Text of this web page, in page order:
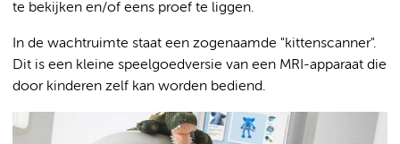
te bekijken en/of eens proef te liggen.
In de wachtruimte staat een zogenaamde "kittenscanner".
Dit is een kleine speelgoedversie van een MRI-apparaat die
door kinderen zelf kan worden bediend.